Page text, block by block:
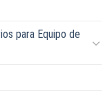
para Equipo de